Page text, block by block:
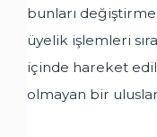
bunları
üyelik işlemleri
içinde hareket
olmayan bir